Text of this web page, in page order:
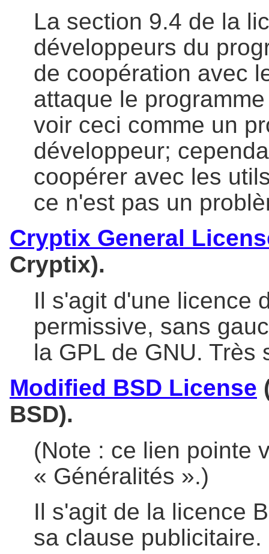
La section 9.4 de la
développeurs du
de coopération avec
attaque le
voir ceci comme un
développeur;
coopérer avec les
ce n'est pas un
Cryptix General
Cryptix).
Il s'agit d'une licence
permissive, sans
la GPL de GNU. Très
Modified BSD License
BSD).
(Note : ce lien pointe
« Généralités ».)
Il s'agit de la licence
sa clause